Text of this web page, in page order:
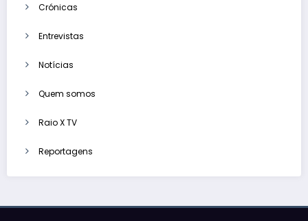
Crónicas
Entrevistas
Notícias
Quem somos
Raio X TV
Reportagens